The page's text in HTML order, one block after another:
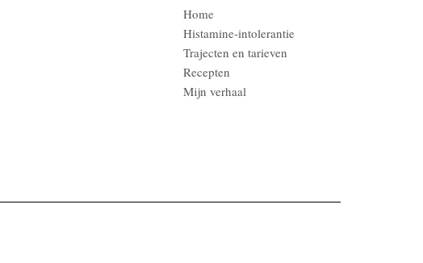
Home
Histamine-intolerantie
Trajecten en tarieven
Recepten
Mijn verhaal